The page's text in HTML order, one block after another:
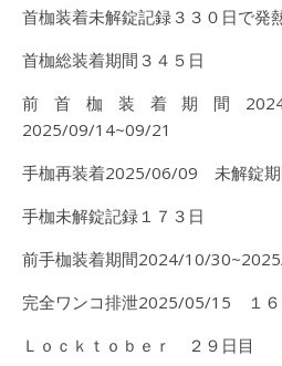
首枷装着未解錠記録３３０日で発
首枷総装着期間３４５日
前首枷装着期間2024/
2025/09/14~09/21
手枷再装着2025/06/09 未解錠
手枷未解錠記録１７３日
前手枷装着期間2024/10/
完全ワンコ排泄2025/05/15 １６
Ｌｏｃｋｔｏｂｅｒ ２９日目